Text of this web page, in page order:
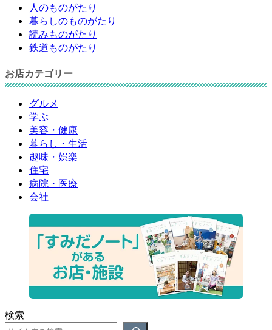
人のものがたり
暮らしのものがたり
読みものがたり
鉄道ものがたり
お店カテゴリー
グルメ
学ぶ
美容・健康
暮らし・生活
趣味・娯楽
住宅
病院・医療
会社
検索